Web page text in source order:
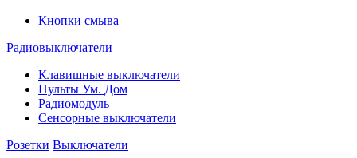
Кнопки смыва
Радиовыключатели
Клавишные выключатели
Пульты Ум. Дом
Радиомодуль
Сенсорные выключатели
Розетки Выключатели